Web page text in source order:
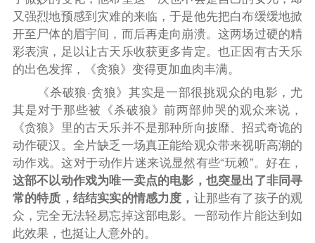
又强烈地预感到灾难的来临，于是他先把白布缓缓地掀
开至尸体的眉宇间，而后再走向崩溃。这两场过硬的精
彩表演，足以让古天乐收获更多肯定。也正因有古天乐
的出色发挥，《贪狼》变得更加血肉丰满。
《杀破狼·贪狼》其实是一部很挑观众的电影，尤
其是对于那些被《杀破狼》前两部帅哭的观众来说，
《贪狼》里的古天乐并不是那种所向披靡、招式奇诡的
动作硬汉。全片缺乏一场真正能给观众带来视听高潮的
动作戏。这对于动作片迷来说显然有些“玩赖”。好在，
这部不以动作戏为唯一卖点的电影，也突显出了非同寻
常的特质，结结实实的情感力度 ， 让那些有了孩子的观
众，完全无法轻易忘掉这部电影。一部动作片能达到如
此效果，也挺让人意外的。